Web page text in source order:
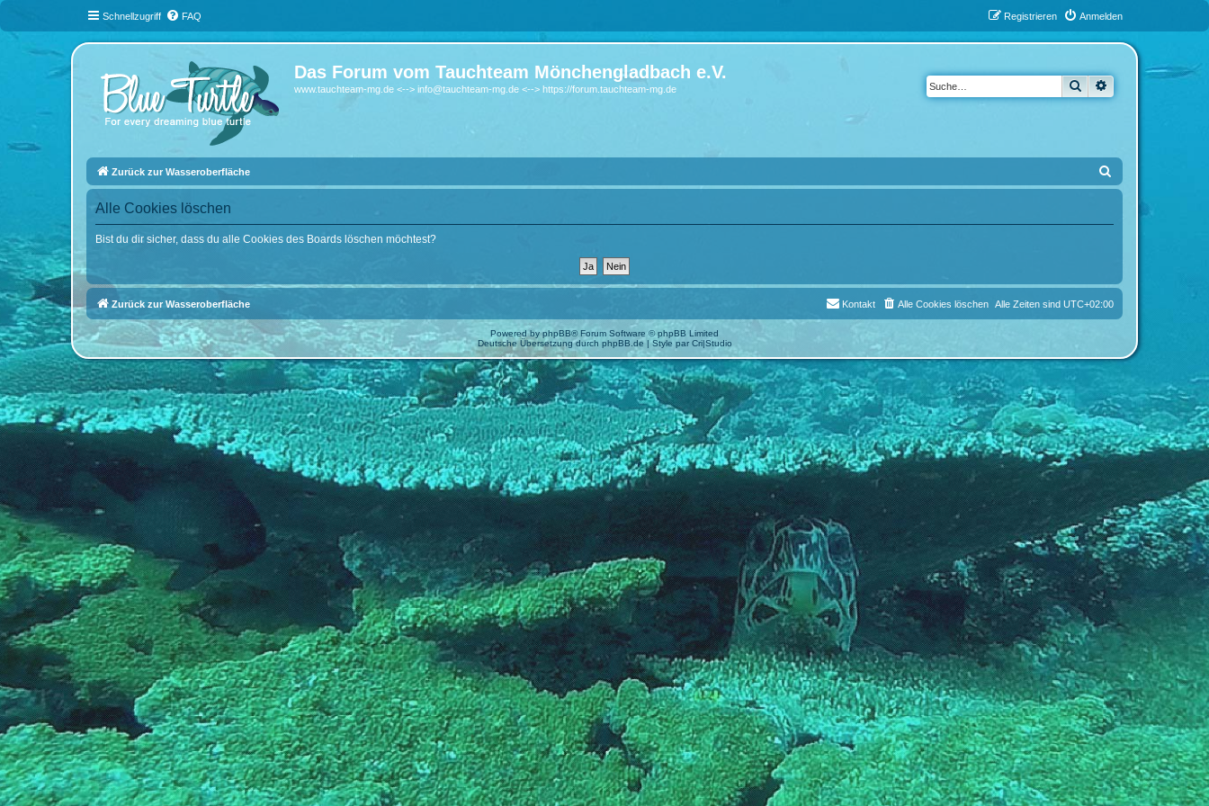
Schnellzugriff FAQ Anmelden
Registrieren
Das Forum vom Tauchteam Mönchengladbach e.V.
www.tauchteam-mg.de <--> info@tauchteam-mg.de <--> https://forum.tauchteam-mg.de Suche
Zurück zur Wasseroberfläche
u
Alle Cookies löschen
Bist du dir sicher, dass du alle Cookies des Boards löschen möchtest?
Zurück zur Wasseroberfläche Alle Zeiten sind UTC+02:00
Alle Cookies löschen
Kontakt
Powered byphpBB® Forum Software © phpBB Limited
Deutsche Übersetzung durch phpBB.de| Style parCri|Studio